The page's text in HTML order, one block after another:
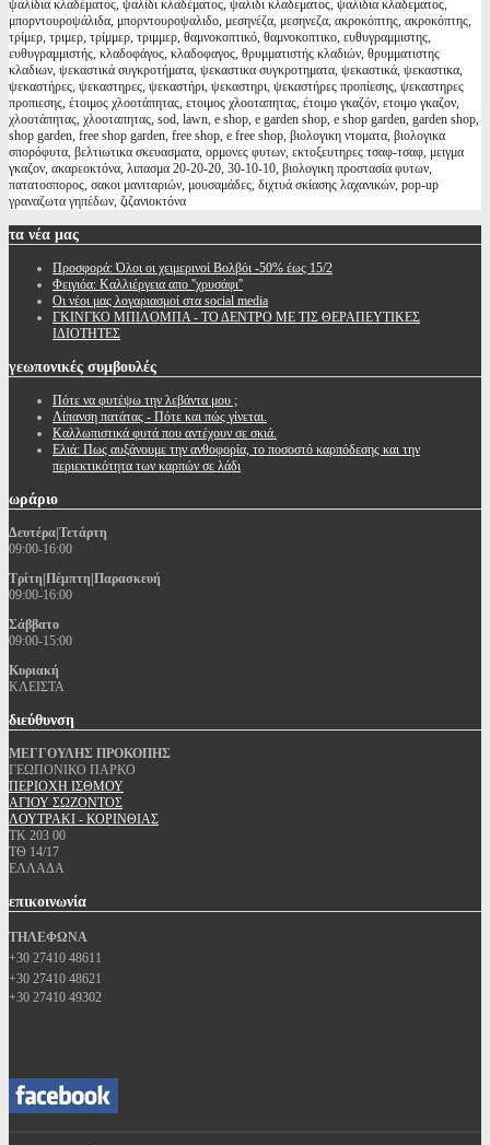
ψαλίδια κλαδέματος, ψαλίδι κλαδέματος, ψαλιδι κλαδεματος, ψαλιδια κλαδεματος,
μπορντουροψάλιδα, μπορντουροψαλιδο, μεσηνέζα, μεσηνεζα, ακροκόπτης, ακροκόπτης,
τρίμερ, τριμερ, τρίμμερ, τριμμερ, θαμνοκοπτικό, θαμνοκοπτικο, ευθυγραμμιστης,
ευθυγραμμιστής, κλαδοφάγος, κλαδοφαγος, θρυμματιστής κλαδιών, θρυμματιστης
κλαδιων, ψεκαστικά συγκροτήματα, ψεκαστικα συγκροτηματα, ψεκαστικά, ψεκαστικα,
ψεκαστήρες, ψεκαστηρες, ψεκαστήρι, ψεκαστηρι, ψεκαστήρες προπίεσης, ψεκαστηρες
προπιεσης, έτοιμος χλοοτάπητας, ετοιμος χλοοταπητας, έτοιμο γκαζόν, ετοιμο γκαζον,
χλοοτάπητας, χλοοταπητας, sod, lawn, e shop, e garden shop, e shop garden, garden shop,
shop garden, free shop garden, free shop, e free shop, βιολογικη ντοματα, βιολογικα
σπορόφυτα, βελτιωτικα σκευασματα, ορμονες φυτων, εκτοξευτηρες τσαφ-τσαφ, μειγμα
γκαζον, ακαρεοκτόνα, λιπασμα 20-20-20, 30-10-10, βιολογικη προστασία φυτων,
πατατοσπορος, σακοι μανιταριών, μουσαμάδες, διχτυά σκίασης λαχανικών, pop-up
γραναζωτα γηπέδων, ζιζανιοκτόνα
τα νέα μας
Προσφορά: Όλοι οι χειμερινοί Βολβόι -50% έως 15/2
Φειγιόα: Καλλιέργεια απο ''χρυσάφι''
Oι νέοι μας λογαριασμοί στα social media
ΓΚΙΝΓΚΟ ΜΠΙΛΟΜΠΑ - ΤΟ ΔΕΝΤΡΟ ΜΕ ΤΙΣ ΘΕΡΑΠΕΥΤΙΚΕΣ
ΙΔΙΟΤΗΤΕΣ
γεωπονικές συμβουλές
Πότε να φυτέψω την λεβάντα μου ;
Λίπανση πατάτας - Πότε και πώς γίνεται.
Καλλωπιστικά φυτά που αντέχουν σε σκιά.
Ελιά: Πως αυξάνουμε την ανθοφορία, το ποσοστό καρπόδεσης και την
περιεκτικότητα των καρπών σε λάδι
ωράριο
Δευτέρα|Τετάρτη
09:00-16:00
Τρίτη|Πέμπτη|Παρασκευή
09:00-16:00
Σάββατο
09:00-15:00
Κυριακή
ΚΛΕΙΣΤΑ
διεύθυνση
ΜΕΓΓΟΥΛΗΣ ΠΡΟΚΟΠΗΣ
ΓΕΩΠΟΝΙΚΟ ΠΑΡΚΟ
ΠΕΡΙΟΧΗ ΙΣΘΜΟΥ
ΑΓΙΟΥ ΣΩΖΟΝΤΟΣ
ΛΟΥΤΡΑΚΙ - ΚΟΡΙΝΘΙΑΣ
ΤΚ 203 00
ΤΘ 14/17
ΕΛΛΑΔΑ
επικοινωνία
ΤΗΛΕΦΩΝΑ
+30 27410 48611
+30 27410 48621
+30 27410 49302